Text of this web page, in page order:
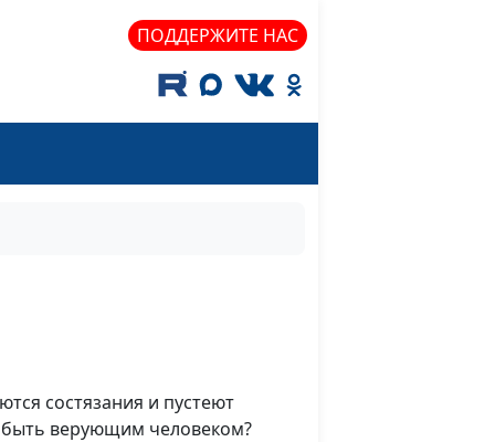
ПОДДЕРЖИТЕ НАС
состязания и пустеют
верующим человеком?